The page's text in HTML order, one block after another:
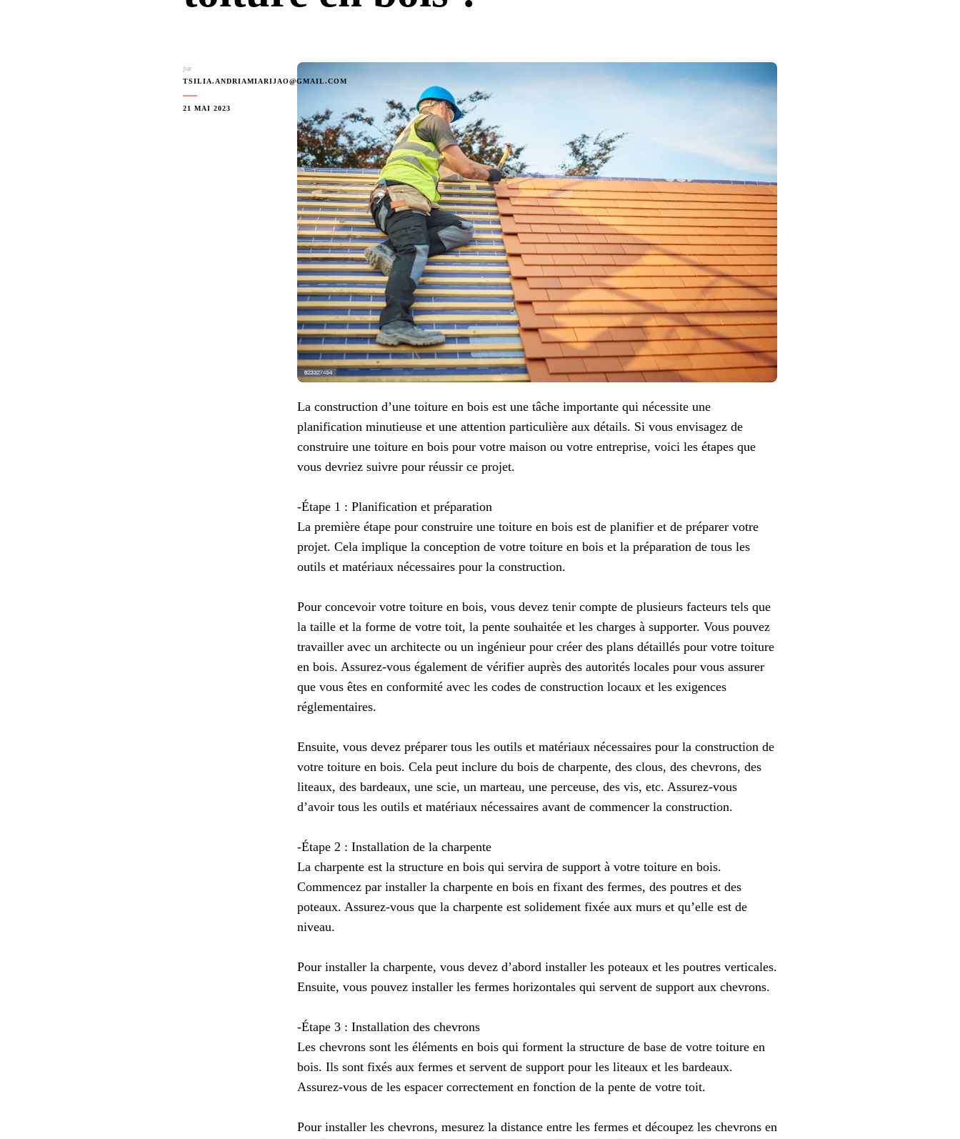
par
TSILIA.ANDRIAMIARIJAO@GMAIL.COM
21 MAI 2023
La construction d’une toiture en bois est une tâche importante qui nécessite une
planification minutieuse et une attention particulière aux détails. Si vous envisagez de
construire une toiture en bois pour votre maison ou votre entreprise, voici les étapes que
vous devriez suivre pour réussir ce projet.
-Étape 1 : Planification et préparation
La première étape pour construire une toiture en bois est de planifier et de préparer votre
projet. Cela implique la conception de votre toiture en bois et la préparation de tous les
outils et matériaux nécessaires pour la construction.
Pour concevoir votre toiture en bois, vous devez tenir compte de plusieurs facteurs tels que
la taille et la forme de votre toit, la pente souhaitée et les charges à supporter. Vous pouvez
travailler avec un architecte ou un ingénieur pour créer des plans détaillés pour votre toiture
en bois. Assurez-vous également de vérifier auprès des autorités locales pour vous assurer
que vous êtes en conformité avec les codes de construction locaux et les exigences
réglementaires.
Ensuite, vous devez préparer tous les outils et matériaux nécessaires pour la construction de
votre toiture en bois. Cela peut inclure du bois de charpente, des clous, des chevrons, des
liteaux, des bardeaux, une scie, un marteau, une perceuse, des vis, etc. Assurez-vous
d’avoir tous les outils et matériaux nécessaires avant de commencer la construction.
-Étape 2 : Installation de la charpente
La charpente est la structure en bois qui servira de support à votre toiture en bois.
Commencez par installer la charpente en bois en fixant des fermes, des poutres et des
poteaux. Assurez-vous que la charpente est solidement fixée aux murs et qu’elle est de
niveau.
Pour installer la charpente, vous devez d’abord installer les poteaux et les poutres verticales.
Ensuite, vous pouvez installer les fermes horizontales qui servent de support aux chevrons.
-Étape 3 : Installation des chevrons
Les chevrons sont les éléments en bois qui forment la structure de base de votre toiture en
bois. Ils sont fixés aux fermes et servent de support pour les liteaux et les bardeaux.
Assurez-vous de les espacer correctement en fonction de la pente de votre toit.
Pour installer les chevrons, mesurez la distance entre les fermes et découpez les chevrons en